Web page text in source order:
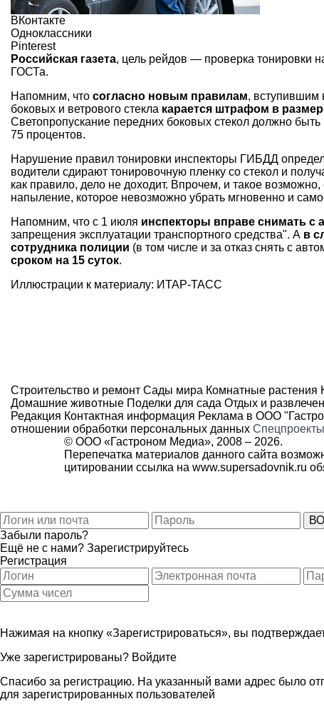
ВКонтакте
Одноклассники
Pinterest
Российская газета, цель рейдов — проверка тонировки
ГОСТа.
Напомним, что согласно новым правилам, вступившим
боковых и ветрового стекла карается штрафом в
Светопропускание передних боковых стекол должно
75 процентов.
Нарушение правил тонировки инспекторы ГИБДД
водители сдирают тонировочную пленку со стекол и
как правило, дело не доходит. Впрочем, и такое
напыление, которое невозможно убрать мгновенно и
Напомним, что с 1 июля инспекторы вправе снимать с
запрещения эксплуатации транспортного средства". А в
сотрудника полиции (в том числе и за отказ снять с
сроком на 15 суток.
Иллюстрации к материалу: ИТАР-ТАСС
Строительство и ремонт Сады мира Комнатные растения
Домашние животные Поделки для сада Отдых и
Редакция Контактная информация Реклама в ООО
отношении обработки персональных данных Спецпроекты
© ООО «Гастроном Медиа», 2008 – 2026.
Перепечатка материалов данного сайта
цитировании ссылка на www.supersadovnik.ru
Забыли пароль?
Ещё не с нами? Зарегистрируйтесь
Регистрация
Нажимая на кнопку «Зарегистрироваться», вы
Уже зарегистрированы? Войдите
Спасибо за регистрацию. На указанный вами адрес было
для зарегистрированных пользователей